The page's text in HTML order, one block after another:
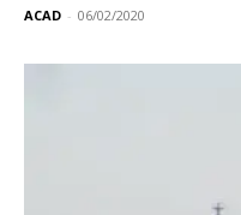
ACAD - 06/02/2020